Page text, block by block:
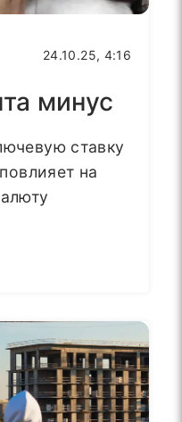
24.10.25, 4:16
минус
ставку
на